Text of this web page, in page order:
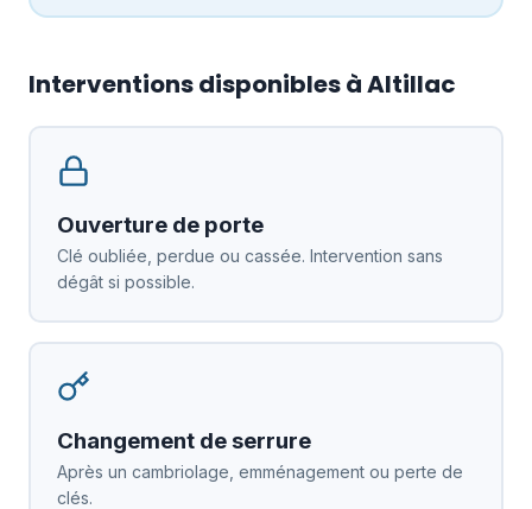
Interventions disponibles à Altillac
Ouverture de porte
Clé oubliée, perdue ou cassée. Intervention sans
dégât si possible.
Changement de serrure
Après un cambriolage, emménagement ou perte de
clés.